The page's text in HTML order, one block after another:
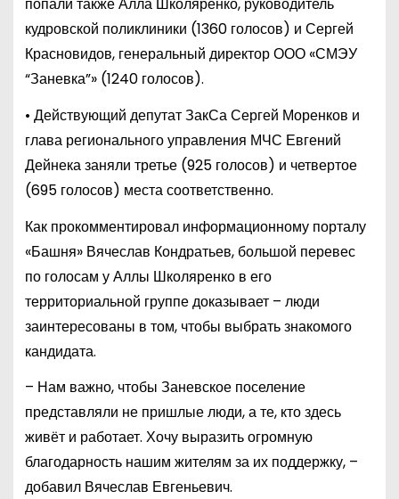
кудровской поликлиники (1360 голосов) и Сергей
Красновидов, генеральный директор ООО «СМЭУ
“Заневка”» (1240 голосов).
• Действующий депутат ЗакСа Сергей Моренков и
глава регионального управления МЧС Евгений
Дейнека заняли третье (925 голосов) и четвертое
(695 голосов) места соответственно.
Как прокомментировал информационному порталу
«Башня» Вячеслав Кондратьев, большой перевес
по голосам у Аллы Школяренко в его
территориальной группе доказывает – люди
заинтересованы в том, чтобы выбрать знакомого
кандидата.
– Нам важно, чтобы Заневское поселение
представляли не пришлые люди, а те, кто здесь
живёт и работает. Хочу выразить огромную
благодарность нашим жителям за их поддержку, –
добавил Вячеслав Евгеньевич.